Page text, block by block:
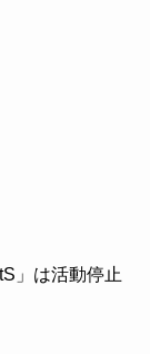
」は活動停止